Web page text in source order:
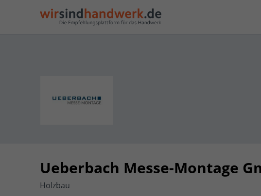
Ueberbach Messe-Montage
Holzbau